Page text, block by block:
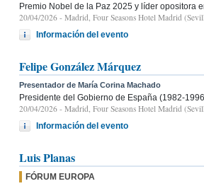
Premio Nobel de la Paz 2025 y líder opositora
20/04/2026 - Madrid, Four Seasons Hotel Madrid
Información del evento
Felipe González Márquez
Presentador de María Corina Machado
Presidente del Gobierno de España (1982-
20/04/2026 - Madrid, Four Seasons Hotel Madrid
Información del evento
Luis Planas
FÓRUM EUROPA